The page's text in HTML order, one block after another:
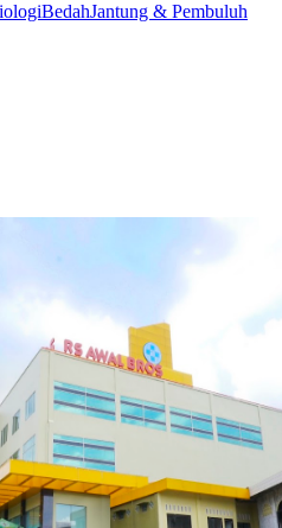
BedahJantung & Pembuluh